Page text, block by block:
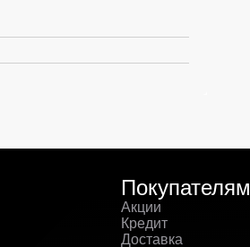
Покупателям
Акции
Кредит
Доставка